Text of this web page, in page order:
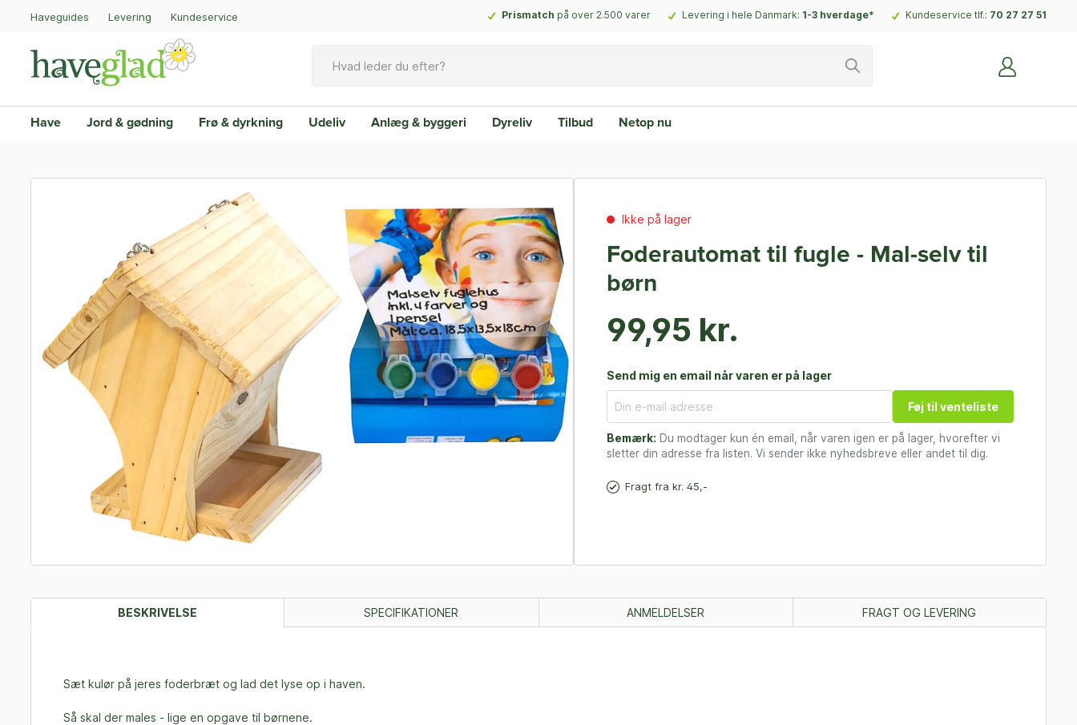
Haveguides Levering Kundeservice Prismatch på over 2.500 varer Levering i hele Danmark: 1-3 hverdage* Kundeservice tlf.: 70 27 27 51
Have Jord & gødning Frø & dyrkning Udeliv Anlæg & byggeri Dyreliv Tilbud Netop nu
Ikke på lager
Foderautomat til fugle - Mal-selv til
børn
99,95 kr.
Send mig en email når varen er på lager
Føj til venteliste
Bemærk: Du modtager kun én email, når varen igen er på lager, hvorefter vi
sletter din adresse fra listen. Vi sender ikke nyhedsbreve eller andet til dig.
Fragt fra kr. 45,-
BESKRIVELSE SPECIFIKATIONER ANMELDELSER FRAGT OG LEVERING
Sæt kulør på jeres foderbræt og lad det lyse op i haven.
Så skal der males - lige en opgave til børnene.